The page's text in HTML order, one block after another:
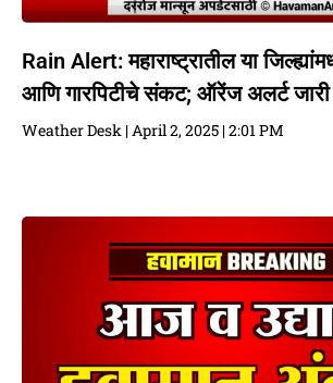
Rain Alert: महाराष्ट्रातील या
आणि गारपिटीचे संकट; ऑरेंज अलर्ट जारी
Weather Desk April 2, 2025 2:01 PM